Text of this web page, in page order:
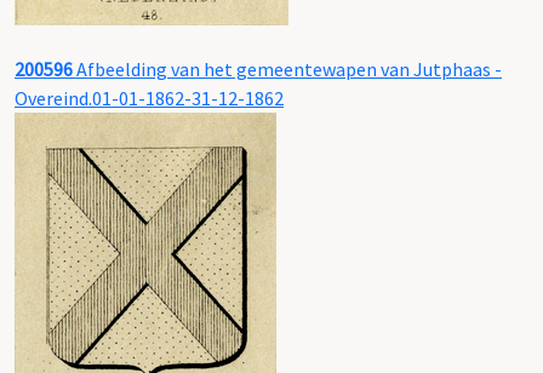
200596Afbeelding van het gemeentewapen van Jutphaas -
Overeind.01-01-1862-31-12-1862